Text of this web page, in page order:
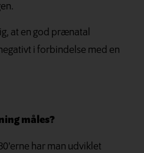
at en god prænatal
i forbindelse med en
måles?
har man udviklet